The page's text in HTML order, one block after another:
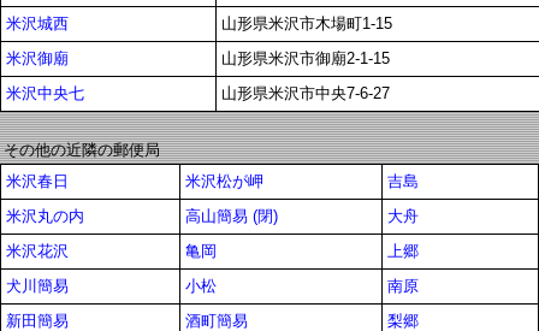
米沢城西
山形県米沢市木場町1-15
米沢御廟
山形県米沢市御廟2-1-15
米沢中央七
山形県米沢市中央7-6-27
その他の近隣の郵便局
米沢春日
米沢松が岬
吉島
米沢丸の内
高山簡易 (閉)
大舟
米沢花沢
亀岡
上郷
犬川簡易
小松
南原
新田簡易
酒町簡易
梨郷